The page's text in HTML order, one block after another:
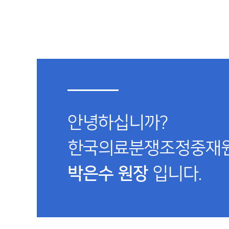
안녕하십니까?
한국의료분쟁조정중재
박은수 원장입니다.